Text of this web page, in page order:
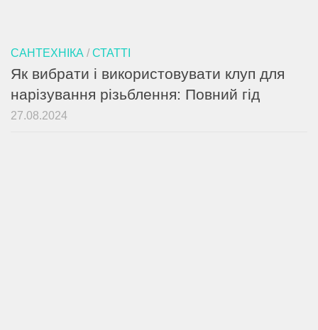
САНТЕХНІКА / СТАТТІ
Як вибрати і використовувати клуп для
нарізування різьблення: Повний гід
27.08.2024